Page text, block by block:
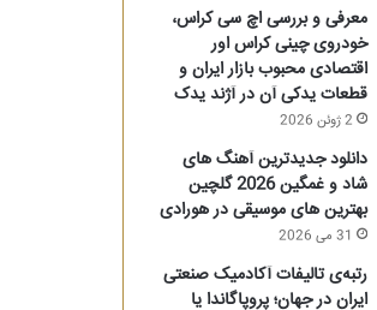
معرفی و بررسی اچ سی کراس،
خودروی چینی کراس اور
اقتصادی محبوب بازار ایران و
قطعات یدکی آن در آژند یدک
2 ژوئن 2026
دانلود جدیدترین آهنگ های
شاد و غمگین 2026 گلچین
بهترین های موسیقی در هورادی
31 می 2026
رتبه‌ی تالیفات آکادمیک صنعتی
ایران در جهان؛ پروپاگاندا یا